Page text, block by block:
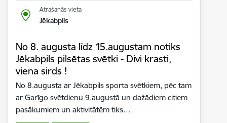
Atrašanās vieta
Jēkabpils
No 8. augusta līdz 15.augustam notiks
Jēkabpils pilsētas svētki - Divi krasti,
viena sirds !
No 8.augusta ar Jēkabpils sporta svētkiem, pēc tam
ar Garīgo svētdienu 9.augustā un dažādiem citiem
pasākumiem un aktivitātēm tiks…